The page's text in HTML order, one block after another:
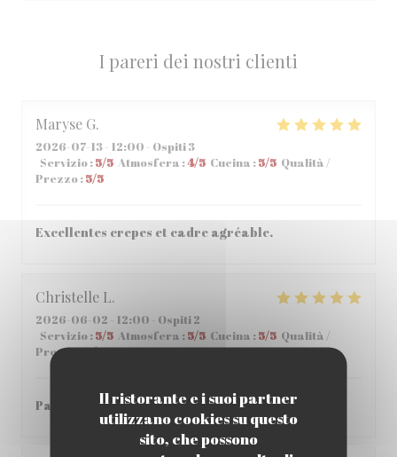
Il ristorante e i suoi partner
utilizzano cookies su questo
sito, che possono
I pareri dei nostri clienti
Maryse G
2026-07-13- 12:00 - Ospiti 3
Servizio:5/5 Atmosfera :4/5 Cucina :5/5 Qualità /
Prezzo:5/5
Excellentes crepes et cadre agréable.
Christelle L
2026-06-02 - 12:00 - Ospiti 2
Servizio:5/5 Atmosfera :5/5 Cucina :5/5 Qualità /
Prezzo:5/5
Parfait , accueil et repas parfait